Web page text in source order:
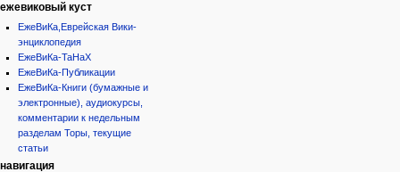
ежевиковый куст
ЕжеВиКа,Еврейская Вики-
энциклопедия
ЕжеВиКа-ТаНаХ
ЕжеВиКа-Публикации
ЕжеВиКа-Книги (бумажные и
электронные), аудиокурсы,
комментарии к недельным
разделам Торы, текущие
статьи
навигация